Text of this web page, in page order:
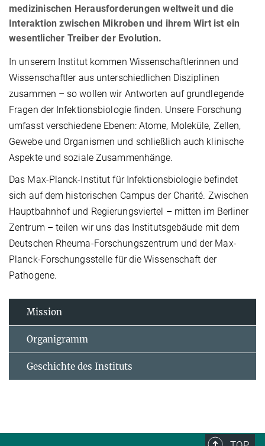
medizinischen Herausforderungen weltweit und die
Interaktion zwischen Mikroben und ihrem Wirt ist ein
wesentlicher Treiber der Evolution.
In unserem Institut kommen Wissenschaftlerinnen und
Wissenschaftler aus unterschiedlichen Disziplinen
zusammen – so wollen wir Antworten auf grundlegende
Fragen der Infektionsbiologie finden. Unsere Forschung
umfasst verschiedene Ebenen: Atome, Moleküle, Zellen,
Gewebe und Organismen und schließlich auch klinische
Aspekte und soziale Zusammenhänge.
Das Max-Planck-Institut für Infektionsbiologie befindet
sich auf dem historischen Campus der Charité. Zwischen
Hauptbahnhof und Regierungsviertel – mitten im Berliner
Zentrum – teilen wir uns das Institutsgebäude mit dem
Deutschen Rheuma-Forschungszentrum und der Max-
Planck-Forschungsstelle für die Wissenschaft der
Pathogene.
Mission
Organigramm
Geschichte des Instituts